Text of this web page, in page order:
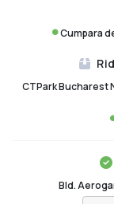
Cumpara
CTPark Bucharest
Bld.